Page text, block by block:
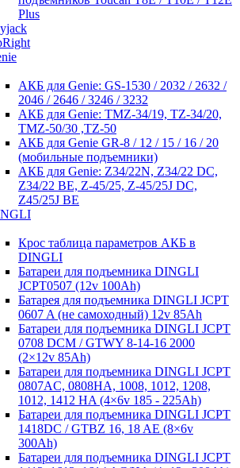
Plus
АКБ для Genie: GS-1530 / 2032 / 2632 /
2046 / 2646 / 3246 / 3232
АКБ для Genie: TMZ-34/19, TZ-34/20,
TMZ-50/30 ,TZ-50
АКБ для Genie GR-8 / 12 / 15 / 16 / 20
(мобильные подъемники)
АКБ для Genie: Z34/22N, Z34/22 DC,
Z34/22 BE, Z-45/25, Z-45/25J DC,
Z45/25J BE
Крос таблица параметров АКБ в
DINGLI
Батареи для подъемника DINGLI
JCPT0507 (12v 100Ah)
Батарея для подъемника DINGLI JCPT
0607 A (не самоходный) 12v 85Ah
Батареи для подъемника DINGLI JCPT
0708 DCM / GTWY 8-14-16 2000
(2×12v 85Ah)
Батареи для подъемника DINGLI JCPT
0807AC, 0808HA, 1008, 1012, 1208,
1012, 1412 HA (4×6v 185 - 225Ah)
Батареи для подъемника DINGLI JCPT
1418DC / GTBZ 16, 18 AE (8×6v
300Ah)
Батареи для подъемника DINGLI JCPT